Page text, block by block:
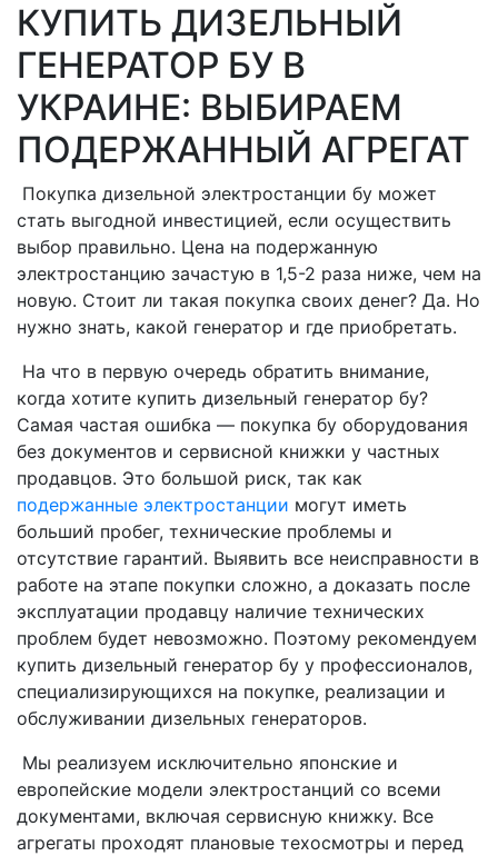
КУПИТЬ ДИЗЕЛЬНЫЙ
ГЕНЕРАТОР БУ В
УКРАИНЕ: ВЫБИРАЕМ
ПОДЕРЖАННЫЙ АГРЕГАТ
Покупка дизельной электростанции бу может
стать выгодной инвестицией, если осуществить
выбор правильно. Цена на подержанную
электростанцию зачастую в 1,5-2 раза ниже, чем на
новую. Стоит ли такая покупка своих денег? Да. Но
нужно знать, какой генератор и где приобретать.
На что в первую очередь обратить внимание,
когда хотите купить дизельный генератор бу?
Самая частая ошибка — покупка бу оборудования
без документов и сервисной книжки у частных
продавцов. Это большой риск, так как
подержанные электростанции могут иметь
больший пробег, технические проблемы и
отсутствие гарантий. Выявить все неисправности в
работе на этапе покупки сложно, а доказать после
эксплуатации продавцу наличие технических
проблем будет невозможно. Поэтому рекомендуем
купить дизельный генератор бу у профессионалов,
специализирующихся на покупке, реализации и
обслуживании дизельных генераторов.
Мы реализуем исключительно японские и
европейские модели электростанций со всеми
документами, включая сервисную книжку. Все
агрегаты проходят плановые техосмотры и перед